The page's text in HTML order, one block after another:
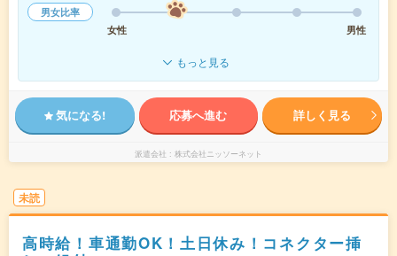
男女比率
女性
男性
もっと見る
気になる! 応募へ進む 詳しく見る
派遣会社 株式会社ニッソーネット
未読
高時給！車通勤OK！土日休み！コネクター挿